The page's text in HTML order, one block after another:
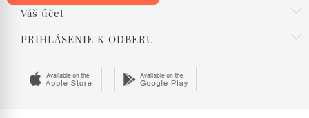
Váš účet
PRIHLÁSENIE K ODBERU